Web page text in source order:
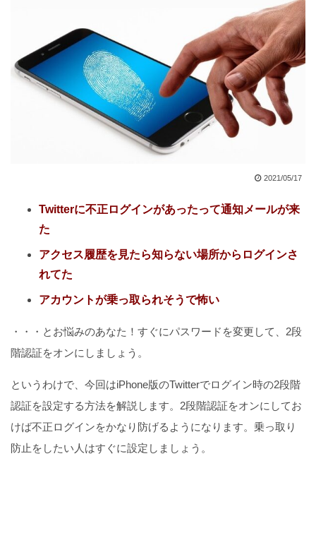
2021/05/17
Twitterに不正ログインがあったって通知メールが来
た
アクセス履歴を見たら知らない場所からログインさ
れてた
アカウントが乗っ取られそうで怖い
・・・とお悩みのあなた！すぐにパスワードを変更して、2段
階認証をオンにしましょう。
というわけで、今回はiPhone版のTwitterでログイン時の2段階
認証を設定する方法を解説します。2段階認証をオンにしてお
けば不正ログインをかなり防げるようになります。乗っ取り
防止をしたい人はすぐに設定しましょう。